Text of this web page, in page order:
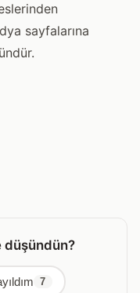
sayfalarına
düşündün?
7